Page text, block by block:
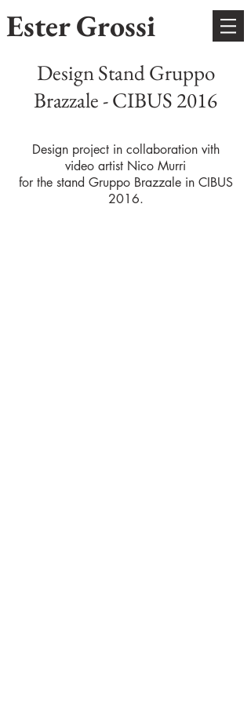
Ester Grossi
Design Stand Gruppo
Brazzale - CIBUS 2016
Design project in collaboration vith
video artist Nico Murri
for the stand Gruppo Brazzale in CIBUS
2016.